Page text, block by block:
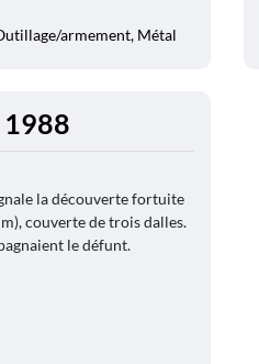
armement, Métal
1988
la découverte fortuite
couverte de trois dalles.
le défunt.